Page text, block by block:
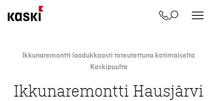
Yhteystiedot
Etsi
Ikkunaremontti laadukkaasti toteutettuna kotimaiselta
Kaskipuulta
Ikkunaremontti Hausjärvi